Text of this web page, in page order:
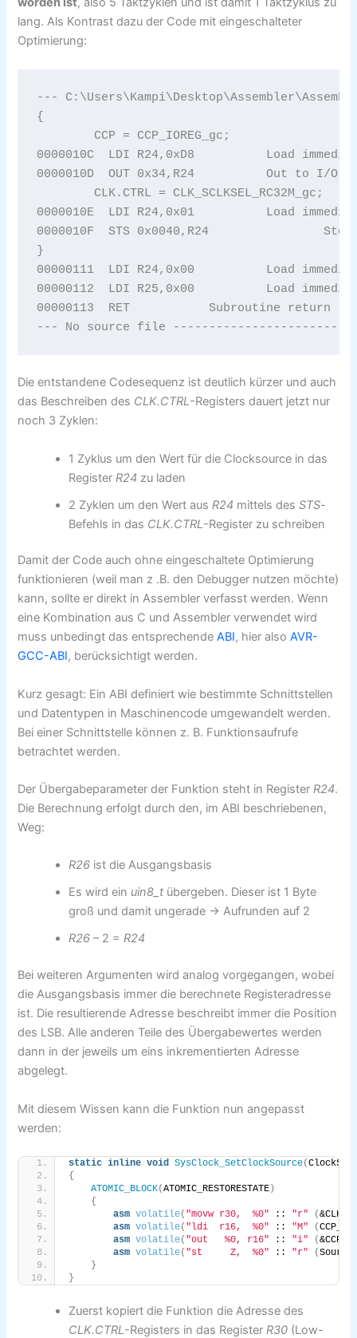
lang. Als Kontrast dazu der Code mit eingeschalteter
Optimierung:
---
{
0000010C  LDI R24,0xD8		Load immediate
0000010D  OUT 0x34,R24		Out to I/O location
0000010E  LDI R24,0x01		Load immediate
0000010F  STS 0x0040,R24		Store direct to data space
}
00000111  LDI R24,0x00		Load immediate
00000112  LDI R25,0x00		Load immediate
00000113  RET 		Subroutine return
--- No source file
Die entstandene Codesequenz ist deutlich kürzer und auch
das Beschreiben des CLK.CTRL-Registers dauert jetzt nur
noch 3 Zyklen:
1 Zyklus um den Wert für die Clocksource in das
Register R24 zu laden
2 Zyklen um den Wert aus R24 mittels desSTS-
Befehls in das CLK.CTRL -Register zu schreiben
Damit der Code auch ohne eingeschaltete Optimierung
funktionieren (weil man z .B. den Debugger nutzen möchte)
kann, sollte er direkt in Assembler verfasst werden. Wenn
eine Kombination aus C und Assembler verwendet wird
muss unbedingt das entsprechendeABI, hier alsoAVR-
GCC-ABI, berücksichtigt werden.
Kurz gesagt: Ein ABI definiert wie bestimmte Schnittstellen
und Datentypen in Maschinencode umgewandelt werden.
Bei einer Schnittstelle können z. B. Funktionsaufrufe
betrachtet werden.
Der Übergabeparameter der Funktion steht in RegisterR24.
Die Berechnung erfolgt durch den, im ABI beschriebenen,
Weg:
R26 ist die Ausgangsbasis
Es wird ein uin8_t übergeben. Dieser ist 1 Byte
groß und damit ungerade → Aufrunden auf 2
R26 – 2 =R24
Bei weiteren Argumenten wird analog vorgegangen, wobei
die Ausgangsbasis immer die berechnete Registeradresse
ist. Die resultierende Adresse beschreibt immer die Position
des LSB. Alle anderen Teile des Übergabewertes werden
dann in der jeweils um eins inkrementierten Adresse
abgelegt.
Mit diesem Wissen kann die Funktion nun angepasst
werden:
static inline void SysClock_SetClockSource(
{
ATOMIC_BLOCK(ATOMIC_RESTORESTATE )
{
asm volatile( "movw r30,  %0" :: "r" (&CLK.
asm volatile( "ldi  r16,  %0" :: "M" (
asm volatile( "out   %0, r16" :: "i" (&CCP
asm volatile( "st     Z,  %0" :: "r" (Source
}
}
Zuerst kopiert die Funktion die Adresse des
CLK.CTRL-Registers in das RegisterR30 (Low-